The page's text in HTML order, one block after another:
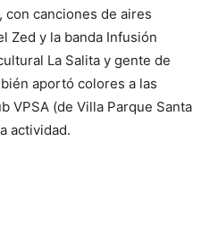
con canciones de aires
Zed y la banda Infusión
La Salita y gente de
aportó colores a las
VPSA (de Villa Parque Santa
actividad.